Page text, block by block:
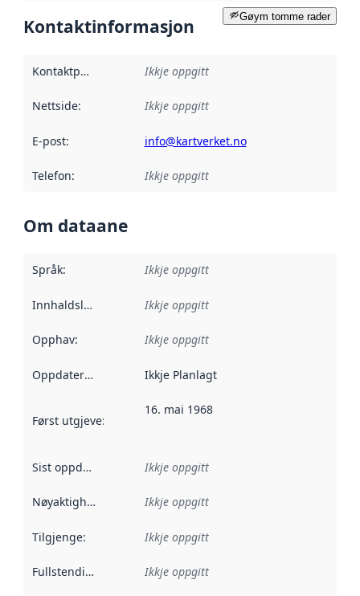
Gøym tomme rader
Kontaktinformasjon
Kontaktpunkt Ikkje oppgitt
Nettside: Ikkje oppgitt
E-post: info@kartverket.no
Telefon: Ikkje oppgitt
Om dataane
Språk: Ikkje oppgitt
Innhaldsleverandørar :
Ikkje oppgitt
Opphav: Ikkje oppgitt
Oppdateringsfrekvens :
Ikkje Planlagt
Først utgjeve:
16. mai 1968
Sist oppdatert Ikkje oppgitt
Nøyaktigheit Ikkje oppgitt
Tilgjenge: Ikkje oppgitt
Fullstendigheit Ikkje oppgitt